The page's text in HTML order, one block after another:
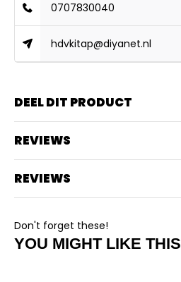
0707830040
hdvkitap@diyanet.nl
DEEL DIT PRODUCT
REVIEWS
REVIEWS
Don't forget these!
YOU MIGHT LIKE THIS